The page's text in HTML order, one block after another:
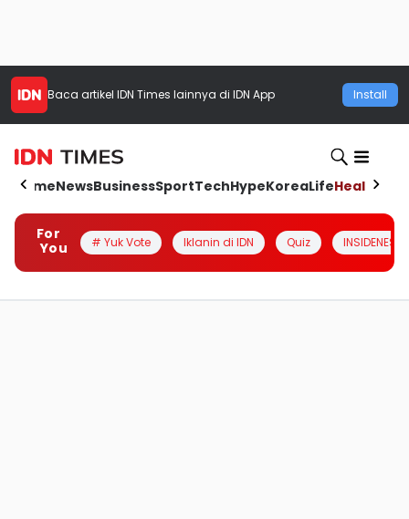
Baca artikel IDN Times lainnya di IDN App Install
HomeNewsBusinessSportTechHypeKoreaLifeHealth
For
You
# Yuk Vote Iklanin di IDN Quiz INSIDENESIA